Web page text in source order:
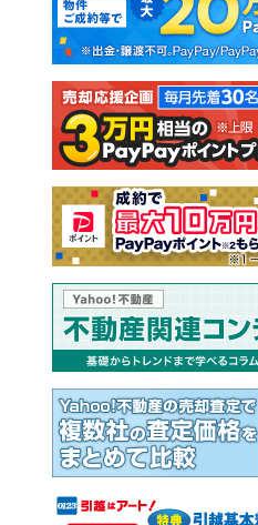
新築一戸建て
注文住宅
売却査定